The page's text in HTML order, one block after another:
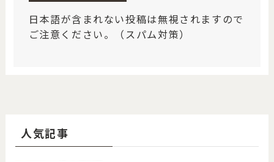
日本語が含まれない投稿は無視されますので
ご注意ください。（スパム対策）
人気記事